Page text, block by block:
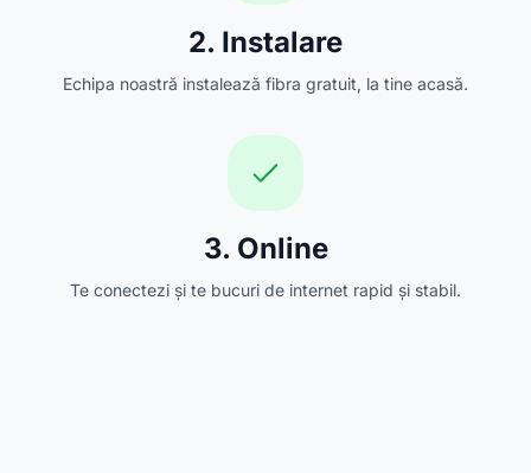
2. Instalare
Echipa noastră instalează fibra gratuit, la tine acasă.
3. Online
Te conectezi și te bucuri de internet rapid și stabil.